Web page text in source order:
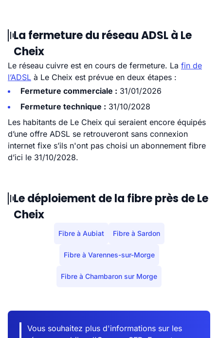
La fermeture du réseau ADSL à Le
Cheix
Le réseau cuivre est en cours de fermeture. La fin de
l’ADSL à Le Cheix est prévue en deux étapes :
Fermeture commerciale : 31/01/2026
Fermeture technique : 31/10/2028
Les habitants de Le Cheix qui seraient encore équipés
d’une offre ADSL se retrouveront sans connexion
internet fixe s’ils n'ont pas choisi un abonnement fibre
d’ici le 31/10/2028.
Le déploiement de la fibre près de Le
Cheix
Fibre à Aubiat Fibre à Sardon
Fibre à Varennes-sur-Morge
Fibre à Chambaron sur Morge
Vous souhaitez plus d'informations sur les